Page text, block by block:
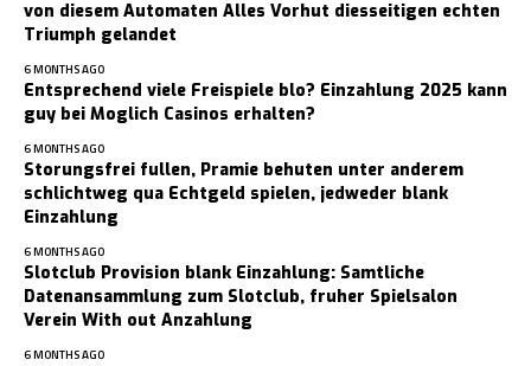
von diesem Automaten Alles Vorhut diesseitigen echten
Triumph gelandet
6 MONTHS AGO
Entsprechend viele Freispiele blo? Einzahlung 2025 kann
guy bei Moglich Casinos erhalten?
6 MONTHS AGO
Storungsfrei fullen, Pramie behuten unter anderem
schlichtweg qua Echtgeld spielen, jedweder blank
Einzahlung
6 MONTHS AGO
Slotclub Provision blank Einzahlung: Samtliche
Datenansammlung zum Slotclub, fruher Spielsalon
Verein With out Anzahlung
6 MONTHS AGO